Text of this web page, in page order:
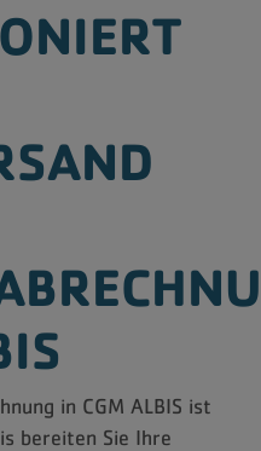
in CGM ALBIS ist
bereiten Sie Ihre